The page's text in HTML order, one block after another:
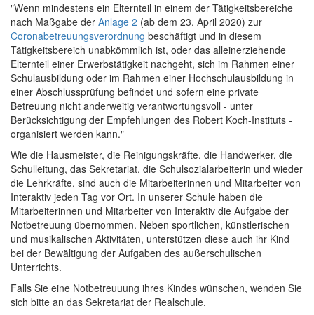
"Wenn mindestens ein Elternteil in einem der Tätigkeitsbereiche
nach Maßgabe der Anlage 2 (ab dem 23. April 2020) zur
Coronabetreuungsverordnung beschäftigt und in diesem
Tätigkeitsbereich unabkömmlich ist, oder das alleinerziehende
Elternteil einer Erwerbstätigkeit nachgeht, sich im Rahmen einer
Schulausbildung oder im Rahmen einer Hochschulausbildung in
einer Abschlussprüfung befindet und sofern eine private
Betreuung nicht anderweitig verantwortungsvoll - unter
Berücksichtigung der Empfehlungen des Robert Koch-Instituts -
organisiert werden kann."
Wie die Hausmeister, die Reinigungskräfte, die Handwerker, die
Schulleitung, das Sekretariat, die Schulsozialarbeiterin und wieder
die Lehrkräfte, sind auch die Mitarbeiterinnen und Mitarbeiter von
Interaktiv jeden Tag vor Ort. In unserer Schule haben die
Mitarbeiterinnen und Mitarbeiter von Interaktiv die Aufgabe der
Notbetreuung übernommen. Neben sportlichen, künstlerischen
und musikalischen Aktivitäten, unterstützen diese auch ihr Kind
bei der Bewältigung der Aufgaben des außerschulischen
Unterrichts.
Falls Sie eine Notbetreuuung ihres Kindes wünschen, wenden Sie
sich bitte an das Sekretariat der Realschule.